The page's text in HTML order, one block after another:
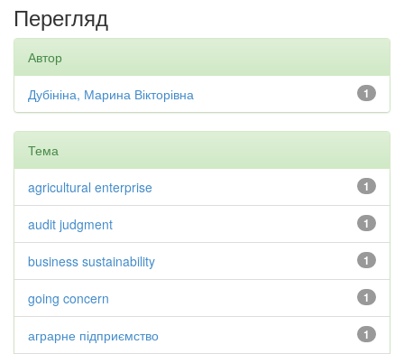
Перегляд
Автор
1
Дубініна, Марина Вікторівна
Тема
1
agricultural enterprise
1
audit judgment
1
business sustainability
1
going concern
1
аграрне підприємство